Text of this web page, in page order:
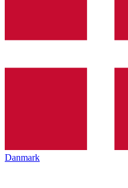
Danmark